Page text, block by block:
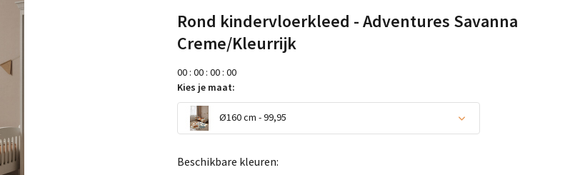
Rond kindervloerkleed - Adventures Savanna
Creme/Kleurrijk
00: 00: 00: 00
Kies je maat:
Ø160 cm - 99,95
Beschikbare kleuren: